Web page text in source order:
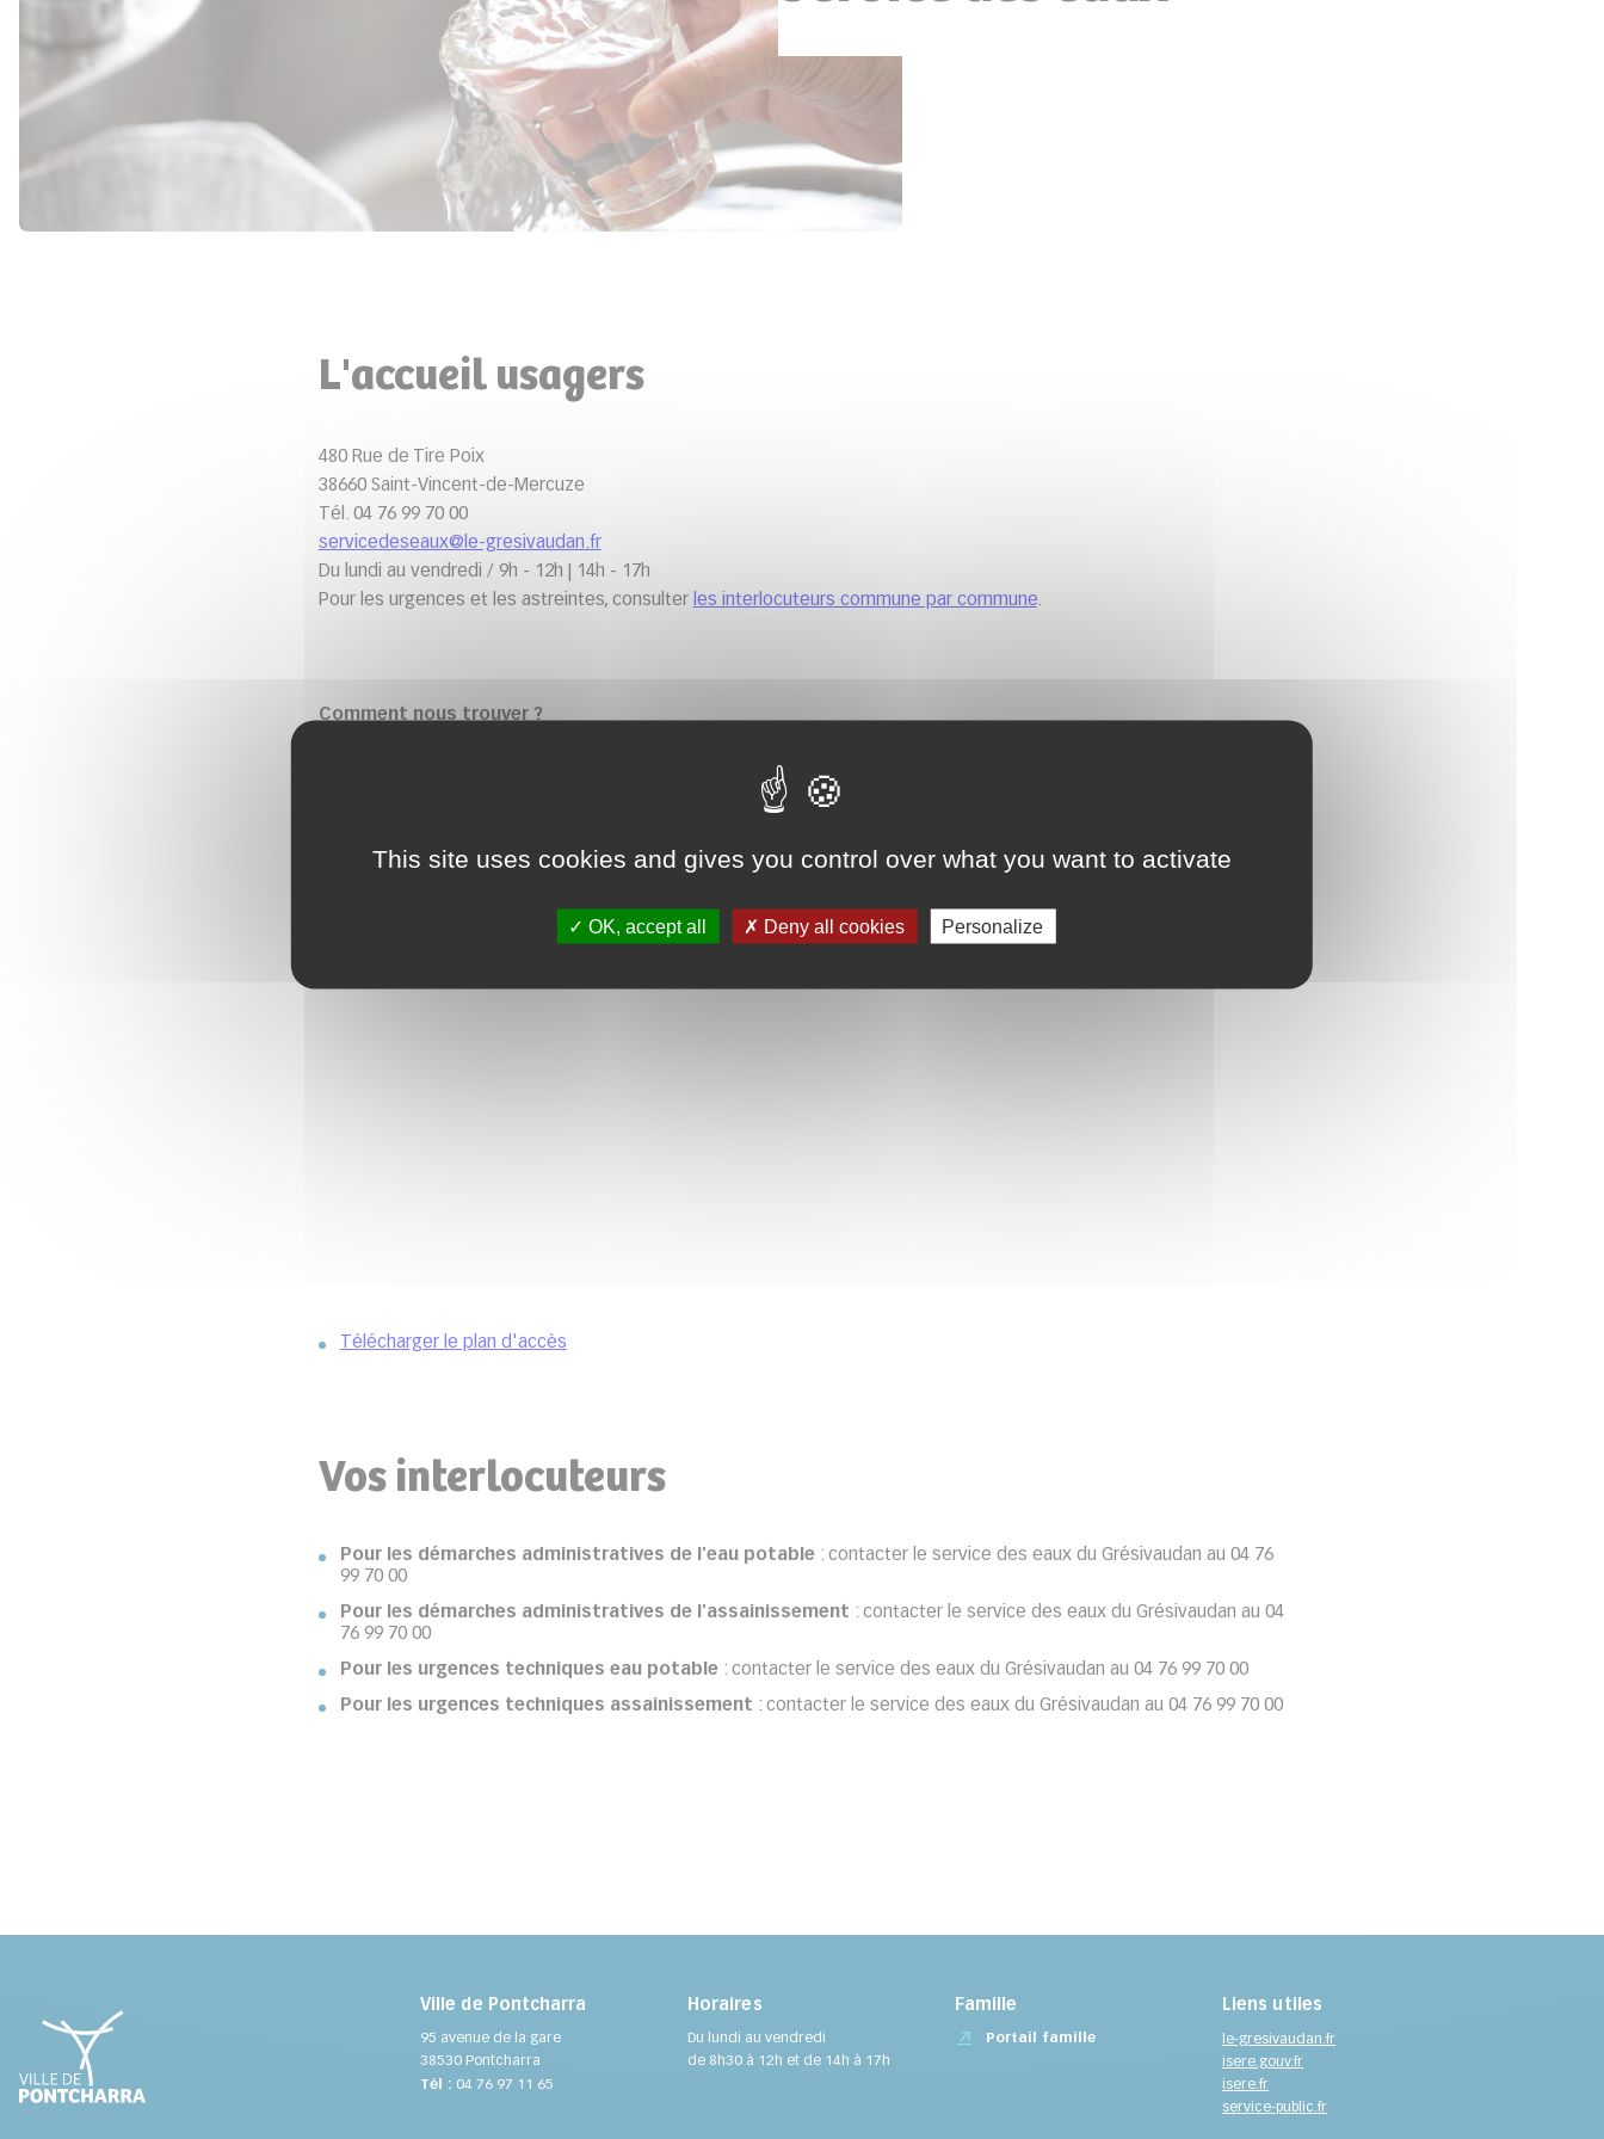
This site uses cookies and gives you control over what you want to activate
OK, accept all Deny all cookies Personalize
L'accueil usagers
480 Rue de Tire Poix
38660 Saint-Vincent-de-Mercuze
Tél. 04 76 99 70 00
servicedeseaux@le-gresivaudan.fr
Du lundi au vendredi / 9h - 12h | 14h - 17h
Pour les urgences et les astreintes, consulter les interlocuteurs commune par commune.
Comment nous trouver ?
Télécharger le plan d'accès
Vos interlocuteurs
Pour les démarches administratives de l'eau potable: contacter le service des eaux du Grésivaudan au 04 76
99 70 00
Pour les démarches administratives de l'assainissement : contacter le service des eaux du Grésivaudan au 04
76 99 70 00
Pour les urgences techniques eau potable: contacter le service des eaux du Grésivaudan au 04 76 99 70 00
Pour les urgences techniques assainissement : contacter le service des eaux du Grésivaudan au 04 76 99 70 00
Ville de Pontcharra
95 avenue de la gare
38530 Pontcharra
Tél : 04 76 97 11 65
Horaires
Du lundi au vendredi
de 8h30 à 12h et de 14h à 17h
Famille
Portail famille
Liens utiles
le-gresivaudan.fr
isere.gouv.fr
isere.fr
service-public.fr